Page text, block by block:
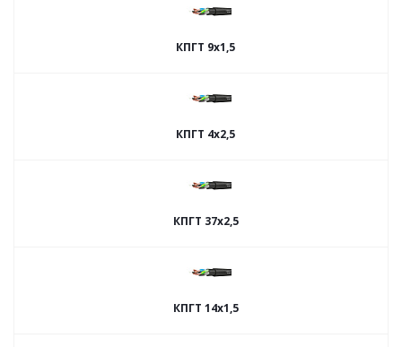
КПГТ 9х1,5
КПГТ 4х2,5
КПГТ 37х2,5
КПГТ 14х1,5